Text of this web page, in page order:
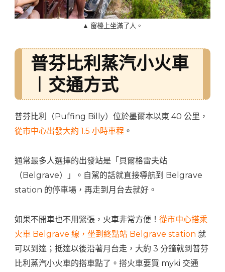
▲ 窗檯上坐滿了人。
普芬比利蒸汽小火車
︱交通方式
普芬比利（Puffing Billy）位於墨爾本以東 40 公里，
從市中心出發大約 1.5 小時車程 。
通常最多人選擇的出發站是「貝爾格雷夫站
（Belgrave）」。自駕的話就直接導航到 Belgrave
station 的停車場，再走到月台去就好。
如果不開車也不用緊張，火車非常方便！ 從市中心搭乘
火車 Belgrave 線，坐到終點站 Belgrave station 就
可以到達；抵達以後沿著月台走，大約 3 分鐘就到普芬
比利蒸汽小火車的搭車點了。搭火車要買 myki 交通